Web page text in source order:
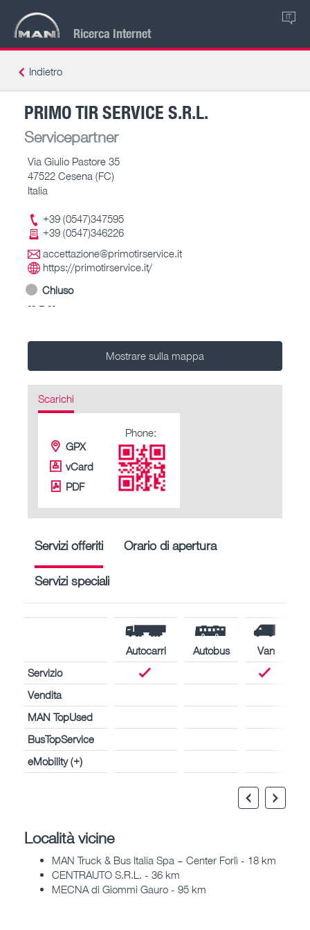
Ricerca Internet
IT
Indietro
PRIMO TIR SERVICE S.R.L.
Servicepartner
Via Giulio Pastore 35
47522 Cesena (FC)
Italia
+39 (0547)347595
+39 (0547)346226
accettazione@primotirservice.it
https://primotirservice.it/
Chiuso
-- – --
Mostrare sulla mappa
Scarichi
GPX
vCard
PDF
Phone:
Servizi offeriti Orario di apertura
Servizi speciali
Autocarri Autobus
Van
Servizio
Vendita
MAN TopUsed
BusTopService
eMobility (+)
Località vicine
MAN Truck & Bus Italia Spa – Center Forlì - 18 km
CENTRAUTO S.R.L. - 36 km
MECNA di Giommi Gauro - 95 km